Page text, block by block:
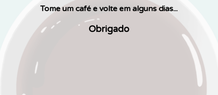
Tome um café e volte em alguns dias...
Obrigado